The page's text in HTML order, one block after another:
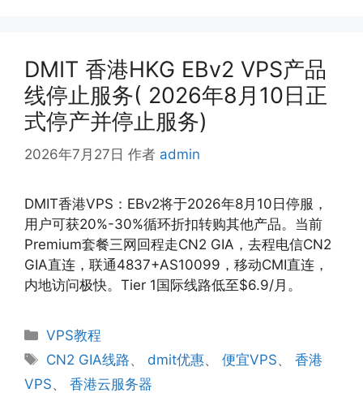
DMIT 香港HKG EBv2 VPS产品
线停止服务( 2026年8月10日正
式停产并停止服务)
2026年7月27日 作者 admin
DMIT香港VPS：EBv2将于2026年8月10日停服，
用户可获20%-30%循环折扣转购其他产品。当前
Premium套餐三网回程走CN2 GIA，去程电信CN2
GIA直连，联通4837+AS10099，移动CMI直连，
内地访问极快。Tier 1国际线路低至$6.9/月。
分
类
VPS教程
标
签
CN2 GIA线路、 dmit优惠、便宜VPS、香港
VPS、 香港云服务器